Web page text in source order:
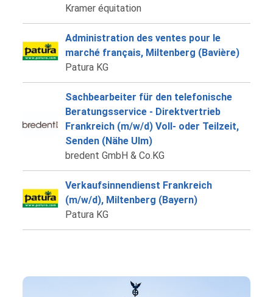
Kramer équitation
Administration des ventes pour le
marché français, Miltenberg (Bavière)
Patura KG
Sachbearbeiter für den telefonische
Beratungsservice - Direktvertrieb
Frankreich (m/w/d) Voll- oder Teilzeit,
Senden (Nähe Ulm)
bredent GmbH & Co.KG
Verkaufsinnendienst Frankreich
(m/w/d), Miltenberg (Bayern)
Patura KG